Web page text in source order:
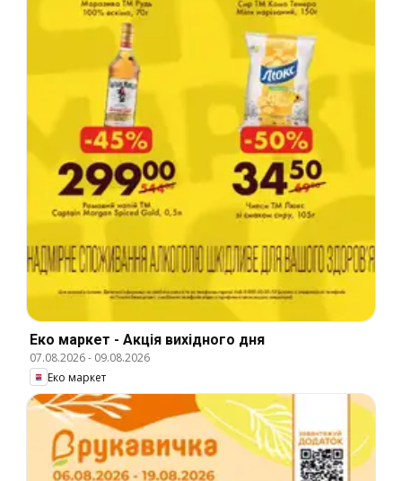
Еко маркет - Акція вихідного дня
07.08.2026- 09.08.2026
Еко маркет